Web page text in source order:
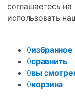
соглашаетесь
использовать
0избранное
0сравнить
0вы
0корзина